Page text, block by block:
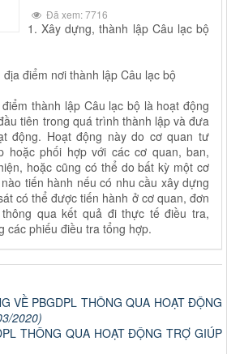
Đã xem: 7716
1. Xây dựng, thành lập Câu lạc bộ
điểm nơi thành lập Câu lạc bộ
thành lập Câu lạc bộ là hoạt động
tiên trong quá trình thành lập và đưa
động. Hoạt động này do cơ quan tư
hoặc phối hợp với các cơ quan, ban,
hoặc cũng có thể do bất kỳ một cơ
tiến hành nếu có nhu cầu xây dựng
có thể được tiến hành ở cơ quan, đơn
qua kết quả đi thực tế điều tra,
các phiếu điều tra tổng hợp.
VỀ PBGDPL THÔNG QUA HOẠT ĐỘNG
2020)
THÔNG QUA HOẠT ĐỘNG TRỢ GIÚP